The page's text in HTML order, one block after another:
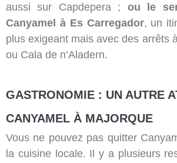
aussi sur Capdepera ; ou le
Canyamel à Es Carregador, un
plus exigeant mais avec des arrêts
ou Cala de n’Aladern.
GASTRONOMIE : UN AUTRE
CANYAMEL À MAJORQUE
Vous ne pouvez pas quitter
la cuisine locale. Il y a plusieurs